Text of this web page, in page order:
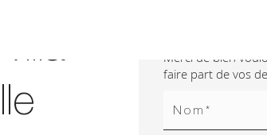
Merci de bien
faire part de vos